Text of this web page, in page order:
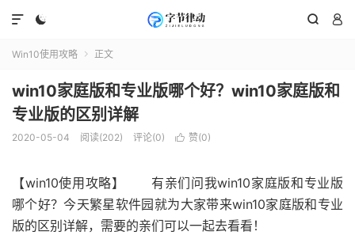
  

Win10使用攻略  正文
win10家庭版和专业版哪个好？win10家庭版和
专业版的区别详解
2020-05-04 阅读(202) 评论(0)  赞(0)
【win10使用攻略】 有亲们问我win10家庭版和专业版
哪个好？今天繁星软件园就为大家带来win10家庭版和专业
版的区别详解，需要的亲们可以一起去看看！